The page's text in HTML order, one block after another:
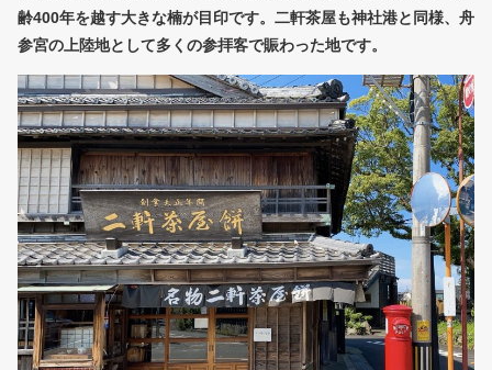
齢400年を越す大きな楠が目印です。二軒茶屋も神社港と同様、舟
参宮の上陸地として多くの参拝客で賑わった地です。